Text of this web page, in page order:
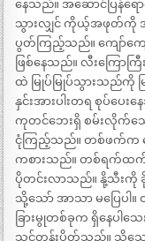
နေသည်။ အဆောင်ပြန်ရေ
သွားလျှင် ကိုယ့်အဖုတ်ကို
ပွတ်ကြည့်သည်။ ကျော်ကျ
ဖြစ်နေသည်။ လီးကြောက
ထဲ မြုပ်မြုပ်သွားသည်ကို မ
နှင်းအားပါးတရ စုပ်ပေ
ကုတင်ဘေးရှိ စမ်းလိုက်သ
ငုံကြည့်သည်။ တစ်ဖက်က
ကစားသည်။ တစ်ရက်ထ
ပိုတင်းလာသည်။ နို့သီးကို
သို့သော် အာသာ မပြေပ
ခြားမွုတစ်ခုက ရှိနေပါ
သင်တန်းပိတ်သည်။ သို့သေ